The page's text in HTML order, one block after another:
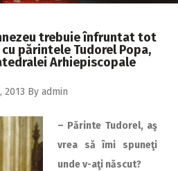
trebuie înfruntat tot
părintele Tudorel Popa,
Arhiepiscopale
2013 By admin
– Părinte Tudorel, aş
vrea să îmi spuneţi
unde v-aţi născut?